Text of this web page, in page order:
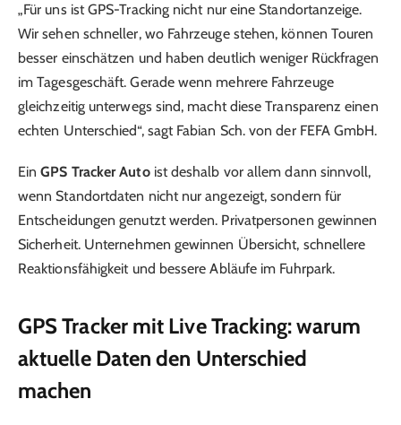
„Für uns ist GPS-Tracking nicht nur eine Standortanzeige.
Wir sehen schneller, wo Fahrzeuge stehen, können Touren
besser einschätzen und haben deutlich weniger Rückfragen
im Tagesgeschäft. Gerade wenn mehrere Fahrzeuge
gleichzeitig unterwegs sind, macht diese Transparenz einen
echten Unterschied“, sagt Fabian Sch. von der FEFA GmbH.
EinGPS Tracker Autoist deshalb vor allem dann sinnvoll,
wenn Standortdaten nicht nur angezeigt, sondern für
Entscheidungen genutzt werden. Privatpersonen gewinnen
Sicherheit. Unternehmen gewinnen Übersicht, schnellere
Reaktionsfähigkeit und bessere Abläufe im Fuhrpark.
GPS Tracker mit Live Tracking: warum
aktuelle Daten den Unterschied
machen